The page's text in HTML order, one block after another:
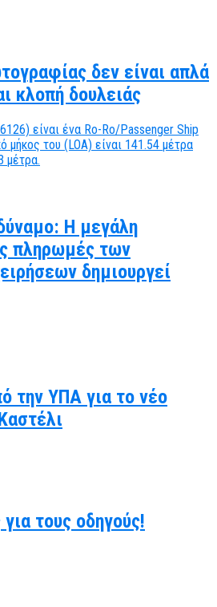
δεν είναι απλά
κλοπή δουλειάς
Η μεγάλη
πληρωμές των
δημιουργεί
την ΥΠΑ για το νέο
τους οδηγούς!